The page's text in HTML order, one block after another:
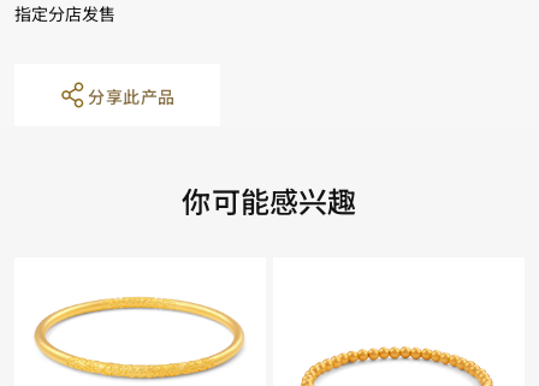
指定分店发售
分享此产品
你可能感兴趣